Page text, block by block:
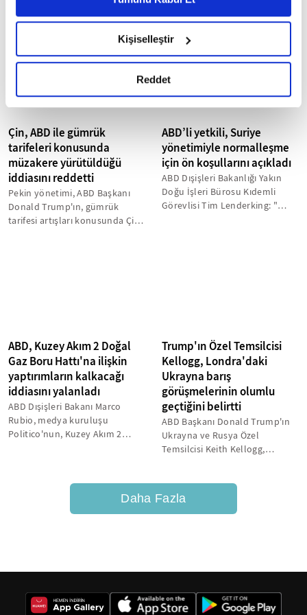
6698 sayılı Kişisel Verilerin Korunması Kanunu uyarınca
okumak ve sitemizi ziyaretiniz kapsamında
gerçekleştirilen veri işleme faaliyetleri ile ilgili daha
detaylı bilgi almak için lütfentıklayınız.
Kişiselleştir
Reddet
sürdürülmesi konusunda
mutabık kaldı."
Çin, ABD ile gümrük
tarifeleri konusunda
müzakere yürütüldüğü
iddiasını reddetti
Pekin yönetimi, ABD Başkanı
Donald Trump'ın, gümrük
tarifesi artışları konusunda Çin
ABD’li yetkili, Suriye
yönetimiyle normalleşme
için ön koşullarını açıkladı
ABD Dışişleri Bakanlığı Yakın
Doğu İşleri Bürosu Kıdemli
Görevlisi Tim Lenderking: "
ABD, Kuzey Akım 2 Doğal
Gaz Boru Hattı'na ilişkin
yaptırımların kalkacağı
iddiasını yalanladı
ABD Dışişleri Bakanı Marco
Rubio, medya kuruluşu
Politico'nun, Kuzey Akım 2
Trump'ın Özel Temsilcisi
Kellogg, Londra'daki
Ukrayna barış
görüşmelerinin olumlu
geçtiğini belirtti
ABD Başkanı Donald Trump'ın
Ukrayna ve Rusya Özel
Temsilcisi Keith Kellogg,
Daha Fazla